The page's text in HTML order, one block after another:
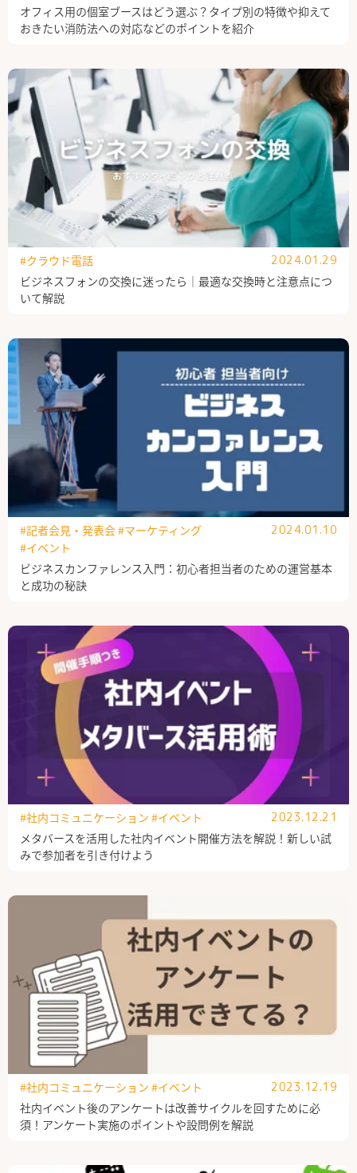
オフィス用の個室ブースはどう選ぶ？タイプ別の特徴や抑えて
おきたい消防法への対応などのポイントを紹介
ビジネスフォンの交換に迷ったら｜最適な交換時と注意点につ
いて解説
#クラウド電話 2024.01.29
ビジネスカンファレンス入門：初心者担当者のための運営基本
と成功の秘訣
#記者会見・発表会#マーケティング
#イベント
2024.01.10
メタバースを活用した社内イベント開催方法を解説！新しい試
みで参加者を引き付けよう
#社内コミュニケーション #イベント 2023.12.21
社内イベント後のアンケートは改善サイクルを回すために必
須！アンケート実施のポイントや設問例を解説
#社内コミュニケーション #イベント 2023.12.19